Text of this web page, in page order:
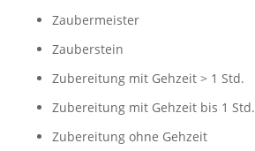
Zaubermeister
Zauberstein
Zubereitung mit Gehzeit > 1 Std.
Zubereitung mit Gehzeit bis 1 Std.
Zubereitung ohne Gehzeit